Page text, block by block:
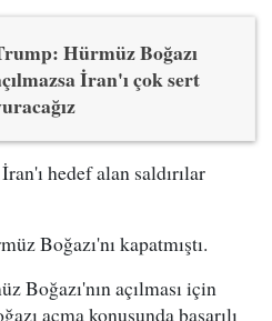
Hürmüz Boğazı
İran'ı çok sert
hedef alan saldırılar
Boğazı'nı kapatmıştı.
Boğazı'nın açılması için
açma konusunda başarılı